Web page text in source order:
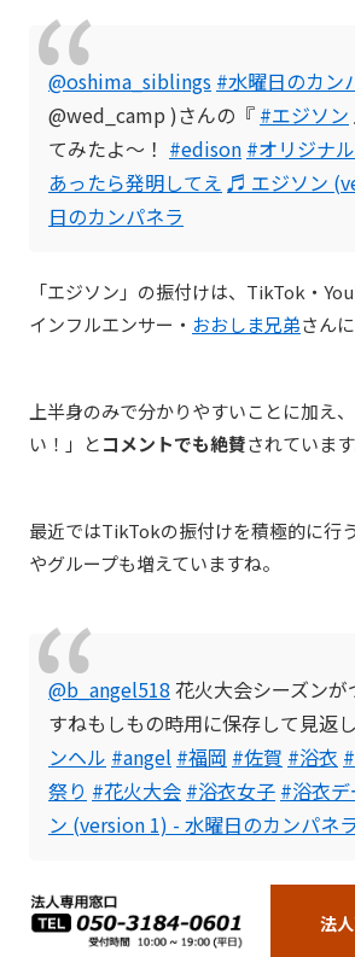
@oshima_siblings #水曜日のカン
@wed_camp )さんの『 #エジソン
てみたよ〜！‍ #edison #オリジナ
あったら発明してえ ♬ エジソン
日のカンパネラ
「エジソン」の振付けは、TikTok・
インフルエンサー・ おおしま兄弟さん
上半身のみで分かりやすいことに加え
い！」とコメントでも絶賛されています
最近ではTikTokの振付けを積極的に行
やグループも増えていますね。
@b_angel518 花火大会シーズンが
すねもしもの時用に保存して見返
ンヘル #angel #福岡 #佐賀 #浴衣
祭り #花火大会 #浴衣女子 #浴衣デ
ン (version 1) - 水曜日のカンパネラ
法